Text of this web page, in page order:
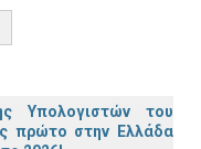
Υπολογιστών του
πρώτο στην Ελλάδα